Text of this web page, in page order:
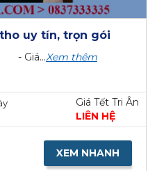
uy tín, trọn gói
- Giá...Xem thêm
Giá Tết Tri Ân
LIÊN HỆ
XEM NHANH